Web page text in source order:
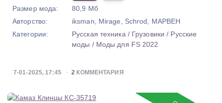
Размер мода:
80,9 Мб
Авторство:
iksman, Mirage, Schrod, MAPBEH
Категории:
Русская техника/ Грузовики / Русские
моды / Моды для FS 2022
7-01-2025, 17:45 2 КОММЕНТАРИЯ